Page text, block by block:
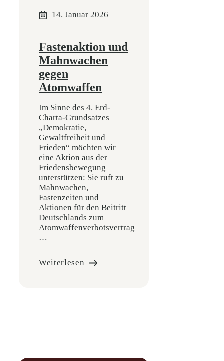
14. Januar 2026
Fastenaktion und
Mahnwachen
gegen
Atomwaffen
Im Sinne des 4. Erd-
Charta-Grundsatzes
„Demokratie,
Gewaltfreiheit und
Frieden“ möchten wir
eine Aktion aus der
Friedensbewegung
unterstützen: Sie ruft zu
Mahnwachen,
Fastenzeiten und
Aktionen für den Beitritt
Deutschlands zum
Atomwaffenverbotsvertrag
…
Weiterlesen